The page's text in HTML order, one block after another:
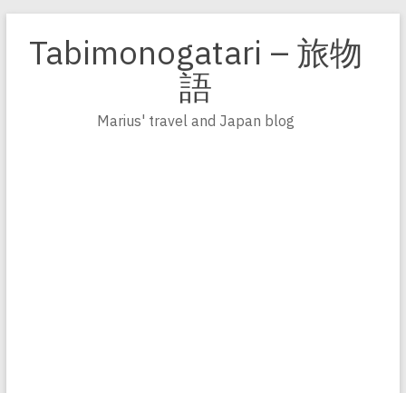
Inhalt
springen
Tabimonogatari – 旅物
語
Marius' travel and Japan blog